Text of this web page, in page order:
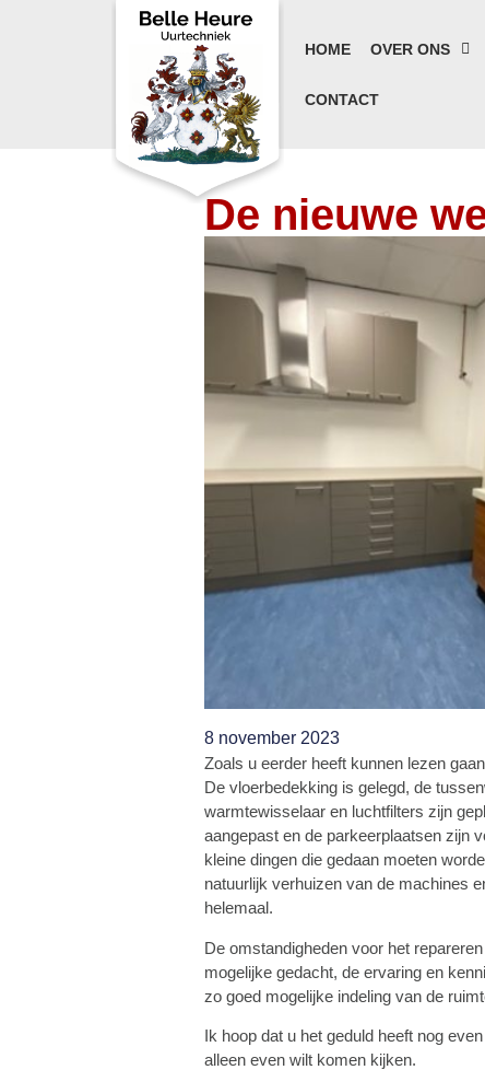
HOME OVER ONS
CONTACT
De nieuwe
8 november 2023
Zoals u eerder heeft kunnen lezen
De vloerbedekking is gelegd, de
warmtewisselaar en luchtfilters zijn
aangepast en de parkeerplaatsen zijn
kleine dingen die gedaan moeten
natuurlijk verhuizen van de machines
helemaal.
De omstandigheden voor het
mogelijke gedacht, de ervaring en
zo goed mogelijke indeling van de
Ik hoop dat u het geduld heeft nog
alleen even wilt komen kijken.